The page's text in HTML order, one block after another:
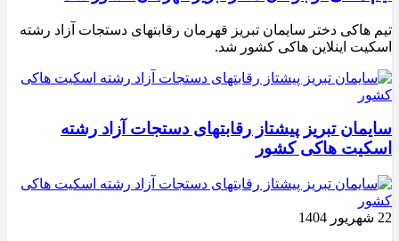
تیم هاکی دختر سایمان تبریز قهرمان رقابتهای دستجات آزاد رشته
اسکیت اینلاین هاکی کشور شد.
سایمان تبریز پیشتاز رقابتهای دستجات آزاد رشته
اسکیت هاکی کشور
22 شهریور 1404